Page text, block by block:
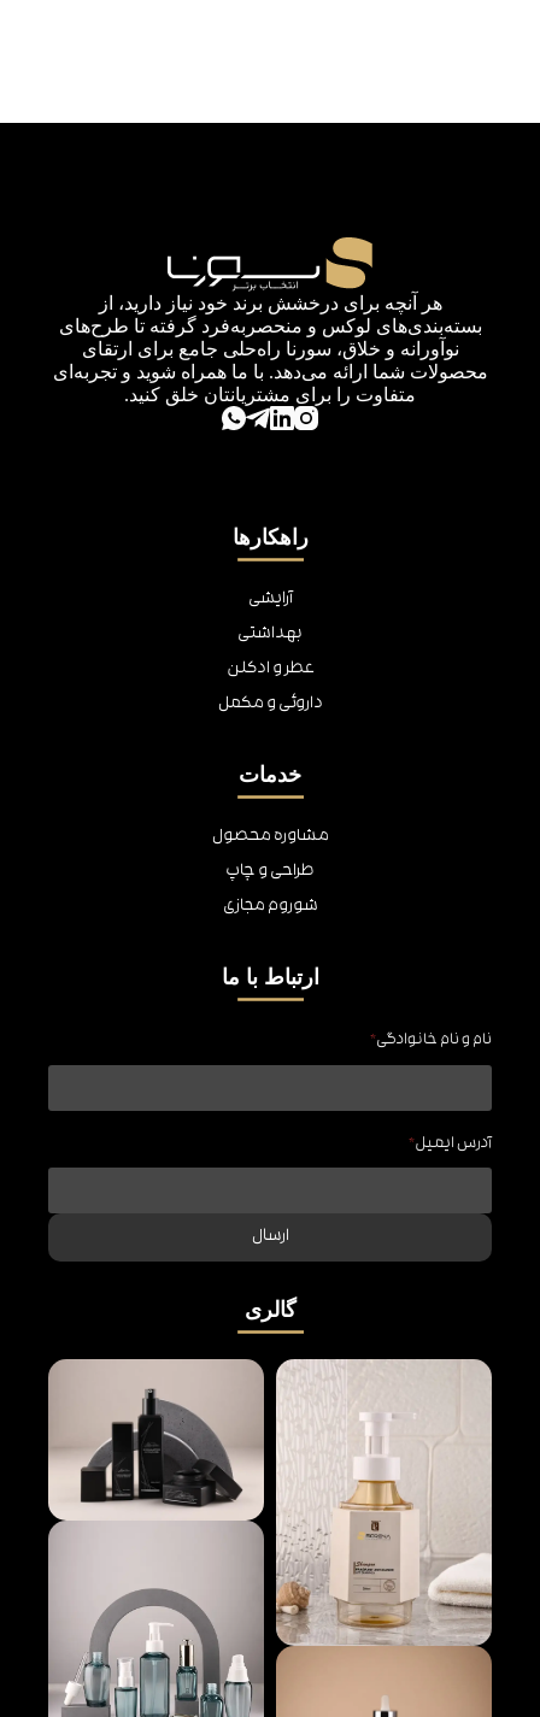
هر آنچه برای درخشش برند خود نیاز دارید، از
بسته‌بندی‌های لوکس و منحصربه‌فرد گرفته تا طرح‌های
نوآورانه و خلاق، سورنا راه‌حلی جامع برای ارتقای
محصولات شما ارائه می‌دهد. با ما همراه شوید و تجربه‌ای
متفاوت را برای مشتریانتان خلق کنید.
گالری
راهکارها
آرایشی
بهداشتی
عطر و ادکلن
داروئی و مکمل
خدمات
مشاوره محصول
طراحی و چاپ
شوروم مجازی
ارتباط با ما
نام و نام خانوادگی*
آدرس ایمیل*
ارسال